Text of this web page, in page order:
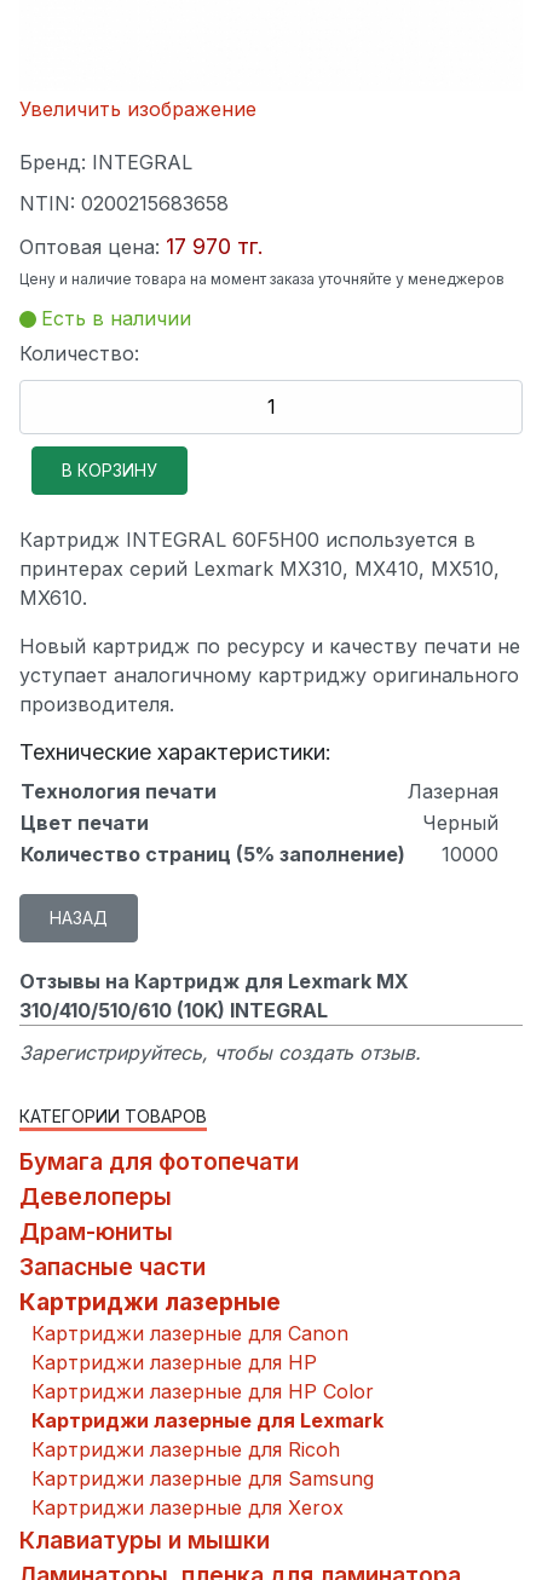
Увеличить изображение
Бренд: INTEGRAL
NTIN: 0200215683658
Оптовая цена: 17 970 тг.
Цену и наличие товара на момент заказа уточняйте у менеджеров
Есть в наличии
Количество:
Картридж INTEGRAL 60F5H00 используется в
принтерах серий Lexmark MX310, MX410, MX510,
MX610.
Новый картридж по ресурсу и качеству печати не
уступает аналогичному картриджу оригинального
производителя.
Технические характеристики:
Технология печати
Лазерная
Цвет печати
Черный
Количество страниц (5% заполнение)
10000
Отзывы на Картридж для Lexmark MX
310/410/510/610 (10K) INTEGRAL
Зарегистрируйтесь, чтобы создать отзыв.
КАТЕГОРИИ ТОВАРОВ
Бумага для фотопечати
Девелоперы
Драм-юниты
Запасные части
Картриджи лазерные
Картриджи лазерные для Canon
Картриджи лазерные для HP
Картриджи лазерные для HP Color
Картриджи лазерные для Lexmark
Картриджи лазерные для Ricoh
Картриджи лазерные для Samsung
Картриджи лазерные для Xerox
Клавиатуры и мышки